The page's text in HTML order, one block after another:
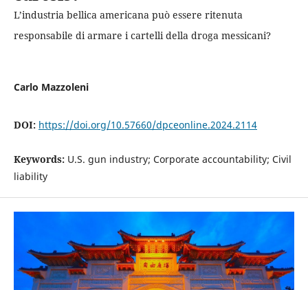
L’industria bellica americana può essere ritenuta
responsabile di armare i cartelli della droga messicani?
Carlo Mazzoleni
DOI: https://doi.org/10.57660/dpceonline.2024.2114
Keywords: U.S. gun industry; Corporate accountability; Civil
liability